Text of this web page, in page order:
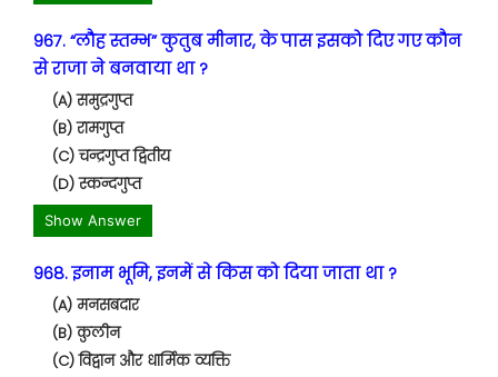
967. “लौह स्तम्भ” कुतुब मीनार, के पास इसको दिए गए कौन
से राजा ने बनवाया था ?
(A) समुद्रगुप्त
(B) रामगुप्त
(C) चन्द्रगुप्त द्वितीय
(D) स्कन्दगुप्त
Show Answer
968. इनाम भूमि, इनमें से किस को दिया जाता था ?
(A) मनसबदार
(B) कुलीन
(C) विद्वान और धार्मिक व्यक्ति